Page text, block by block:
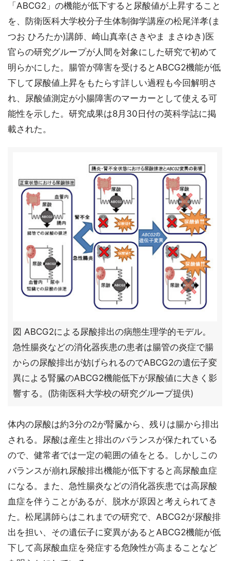
「ABCG2」の機能が低下すると尿酸値が上昇すること
を、防衛医科大学校分子生体制御学講座の松尾洋孝(ま
つお ひろたか)講師、崎山真幸(さきやま まさゆき)医
官らの研究グループが人間を対象にした研究で初めて
明らかにした。腸管が障害を受けるとABCG2機能が低
下して尿酸値上昇をもたらす詳しい過程も今回解明さ
れ、尿酸値測定が小腸障害のマーカーとして使える可
能性を示した。研究成果は8月30日付の英科学誌に掲
載された。
図 ABCG2による尿酸排出の病態生理学的モデル。
急性腸炎などの消化器疾患の患者は腸管の炎症で腸
からの尿酸排出が妨げられるのでABCG2の遺伝子変
異による腎臓のABCG2機能低下が尿酸値に大きく影
響する。(防衛医科大学校の研究グループ提供)
体内の尿酸は約3分の2が腎臓から、残りは腸から排出
される。尿酸は産生と排出のバランスが保たれている
ので、健常者では一定の範囲の値をとる。しかしこの
バランスが崩れ尿酸排出機能が低下すると高尿酸血症
になる。また、急性腸炎などの消化器疾患では高尿酸
血症を伴うことがあるが、脱水が原因と考えられてき
た。松尾講師らはこれまでの研究で、ABCG2が尿酸排
出を担い、その遺伝子に変異があるとABCG2機能が低
下して高尿酸血症を発症する危険性が高まることなど